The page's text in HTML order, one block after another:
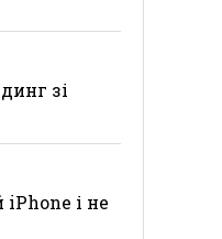
зі
і не